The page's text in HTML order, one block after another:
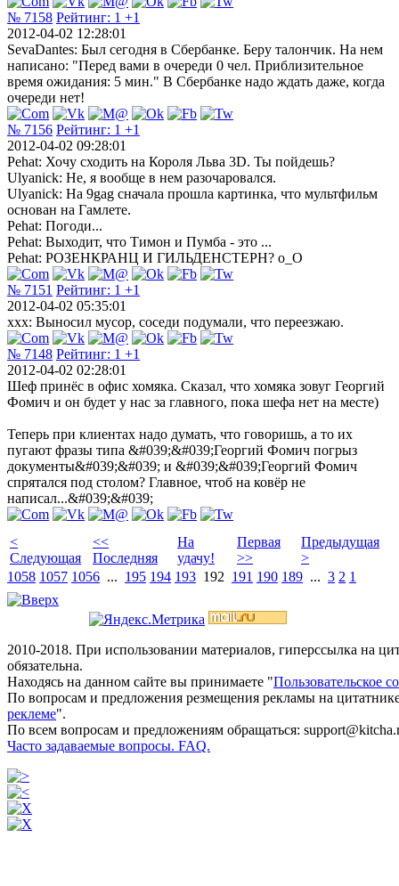
№ 7158 Рейтинг: 1 +1
2012-04-02 12:28:01
SevaDantes: Был сегодня в Сбербанке. Беру талончик. На нем
написано: "Перед вами в очереди 0 чел. Приблизительное
время ожидания: 5 мин." В Сбербанке надо ждать даже, когда
очереди нет!
№ 7156 Рейтинг: 1 +1
2012-04-02 09:28:01
Pehat: Хочу сходить на Короля Льва 3D. Ты пойдешь?
Ulyanick: Не, я вообще в нем разочаровался.
Ulyanick: На 9gag сначала прошла картинка, что мультфильм
основан на Гамлете.
Pehat: Погоди...
Pehat: Выходит, что Тимон и Пумба - это ...
Pehat: РОЗЕНКРАНЦ И ГИЛЬДЕНСТЕРН? o_O
№ 7151 Рейтинг: 1 +1
2012-04-02 05:35:01
ххх: Выносил мусор, соседи подумали, что переезжаю.
№ 7148 Рейтинг: 1 +1
2012-04-02 02:28:01
Шеф принёс в офис хомяка. Сказал, что хомяка зовуг Георгий
Фомич и он будет у нас за главного, пока шефа нет на месте)
Теперь при клиентах надо думать, что говоришь, а то их
пугают фразы типа &#039;&#039;Георгий Фомич погрыз
документы&#039;&#039; и &#039;&#039;Георгий Фомич
спрятался под столом? Главное, чтоб на ковёр не
написал...&#039;&#039;
<
Следующая
<<
Последняя
На
удачу!
Первая
>>
Предыдущая
>
1058 1057 1056 ... 195 194 193 192 191 190 189 ... 3 2 1
2010-2018. При использовании материалов, гиперссылка на
обязательна.
Находясь на данном сайте вы принимаете "Пользовательское
По вопросам и предложения резмещения рекламы на
реклеме".
По всем вопросам и предложениям обращаться:
Часто задаваемые вопросы. FAQ.